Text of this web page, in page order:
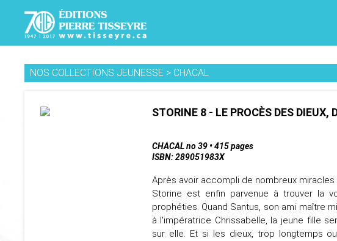
NOS COLLECTIONS JEUNESSE > CHACAL
STORINE 8 - LE PROCÈS DES DIEUX,
CHACAL no 39 • 415 pages
ISBN: 289051983X
Après avoir accompli de nombreux
Storine est enfin parvenue à trouver la
prophéties. Quand Santus, son ami maître
à l'impératrice Chrissabelle, la jeune fille
sur elle. Et si les dieux, trop longtemps